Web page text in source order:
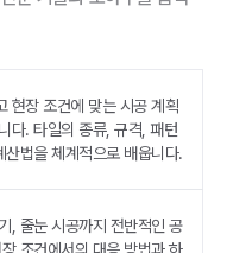
현장 조건에 맞는 시공 계획
다. 타일의 종류, 규격, 패턴
법을 체계적으로 배웁니다.
, 줄눈 시공까지 전반적인 공